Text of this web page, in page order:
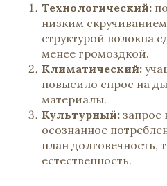
Технологический:
низким
структурой волокна
менее громоздкой.
Климатический:
повысило спрос на
материалы.
Культурный: запрос
осознанное
план долговечность,
естественность.